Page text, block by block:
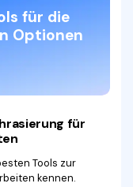
für die
Optionen
für
Tools zur
kennen.